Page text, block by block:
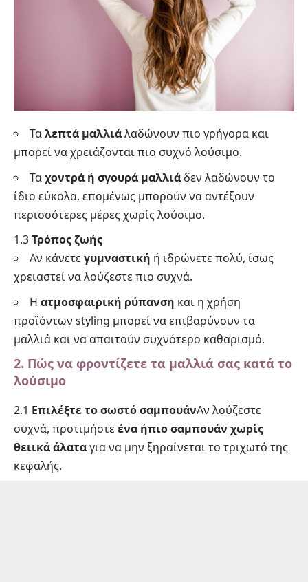
Ταλεπτά μαλλιάλαδώνουν πιο γρήγορα και
μπορεί να χρειάζονται πιο συχνό λούσιμο.
Ταχοντρά ή σγουρά μαλλιά δεν λαδώνουν το
ίδιο εύκολα, επομένως μπορούν να αντέξουν
περισσότερες μέρες χωρίς λούσιμο.
1.3Τρόπος ζωής
Αν κάνετεγυμναστική ή ιδρώνετε πολύ, ίσως
χρειαστεί να λούζεστε πιο συχνά.
Η ατμοσφαιρική ρύπανση και η χρήση
προϊόντων styling μπορεί να επιβαρύνουν τα
μαλλιά και να απαιτούν συχνότερο καθαρισμό.
2. Πώς να φροντίζετε τα μαλλιά σας κατά το
λούσιμο
2.1 Επιλέξτε το σωστό σαμπουάνΑν λούζεστε
συχνά, προτιμήστεένα ήπιο σαμπουάν χωρίς
θειικά άλαταγια να μην ξηραίνεται το τριχωτό της
κεφαλής.